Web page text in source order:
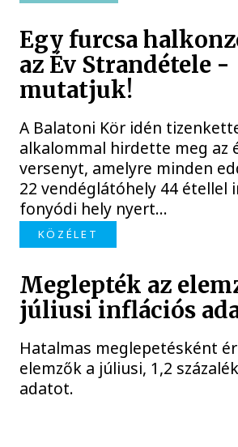
Egy furcsa
az Év Strandétele -
mutatjuk!
A Balatoni Kör idén
alkalommal hirdette meg az
versenyt, amelyre minden
22 vendéglátóhely 44 étellel
fonyódi hely nyert...
KÖZÉLET
Meglepték az
júliusi inflációs
Hatalmas meglepetésként
elemzők a júliusi, 1,2
adatot.